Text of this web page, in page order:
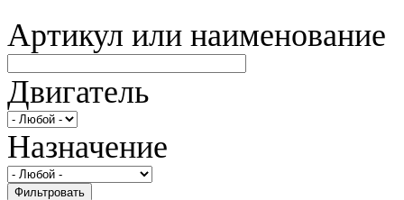
Артикул или наименование
Двигатель
Назначение
Фильтровать